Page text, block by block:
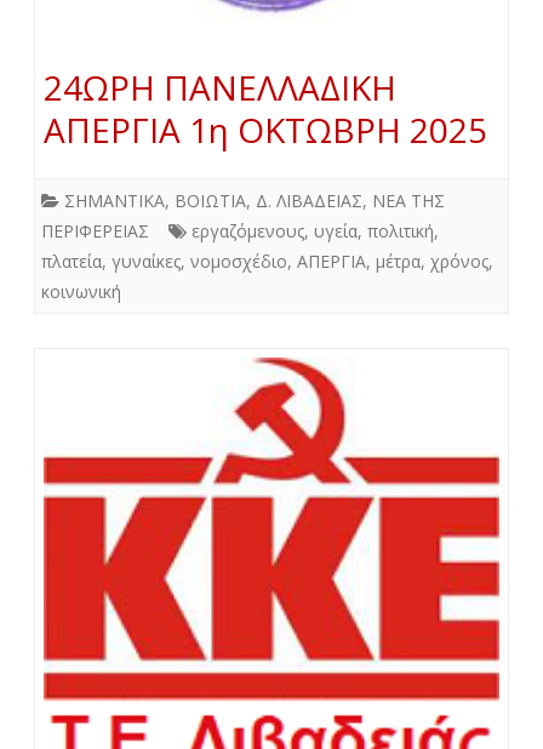
24ΩΡΗ ΠΑΝΕΛΛΑΔΙΚΗ
ΑΠΕΡΓΙΑ 1η ΟΚΤΩΒΡΗ 2025
ΣΗΜΑΝΤΙΚΑ, ΒΟΙΩΤΙΑ, Δ. ΛΙΒΑΔΕΙΑΣ, ΝΕΑ ΤΗΣ
ΠΕΡΙΦΕΡΕΙΑΣ
εργαζόμενους, υγεία, πολιτική,
πλατεία, γυναίκες, νομοσχέδιο, ΑΠΕΡΓΙΑ, μέτρα, χρόνος,
κοινωνική